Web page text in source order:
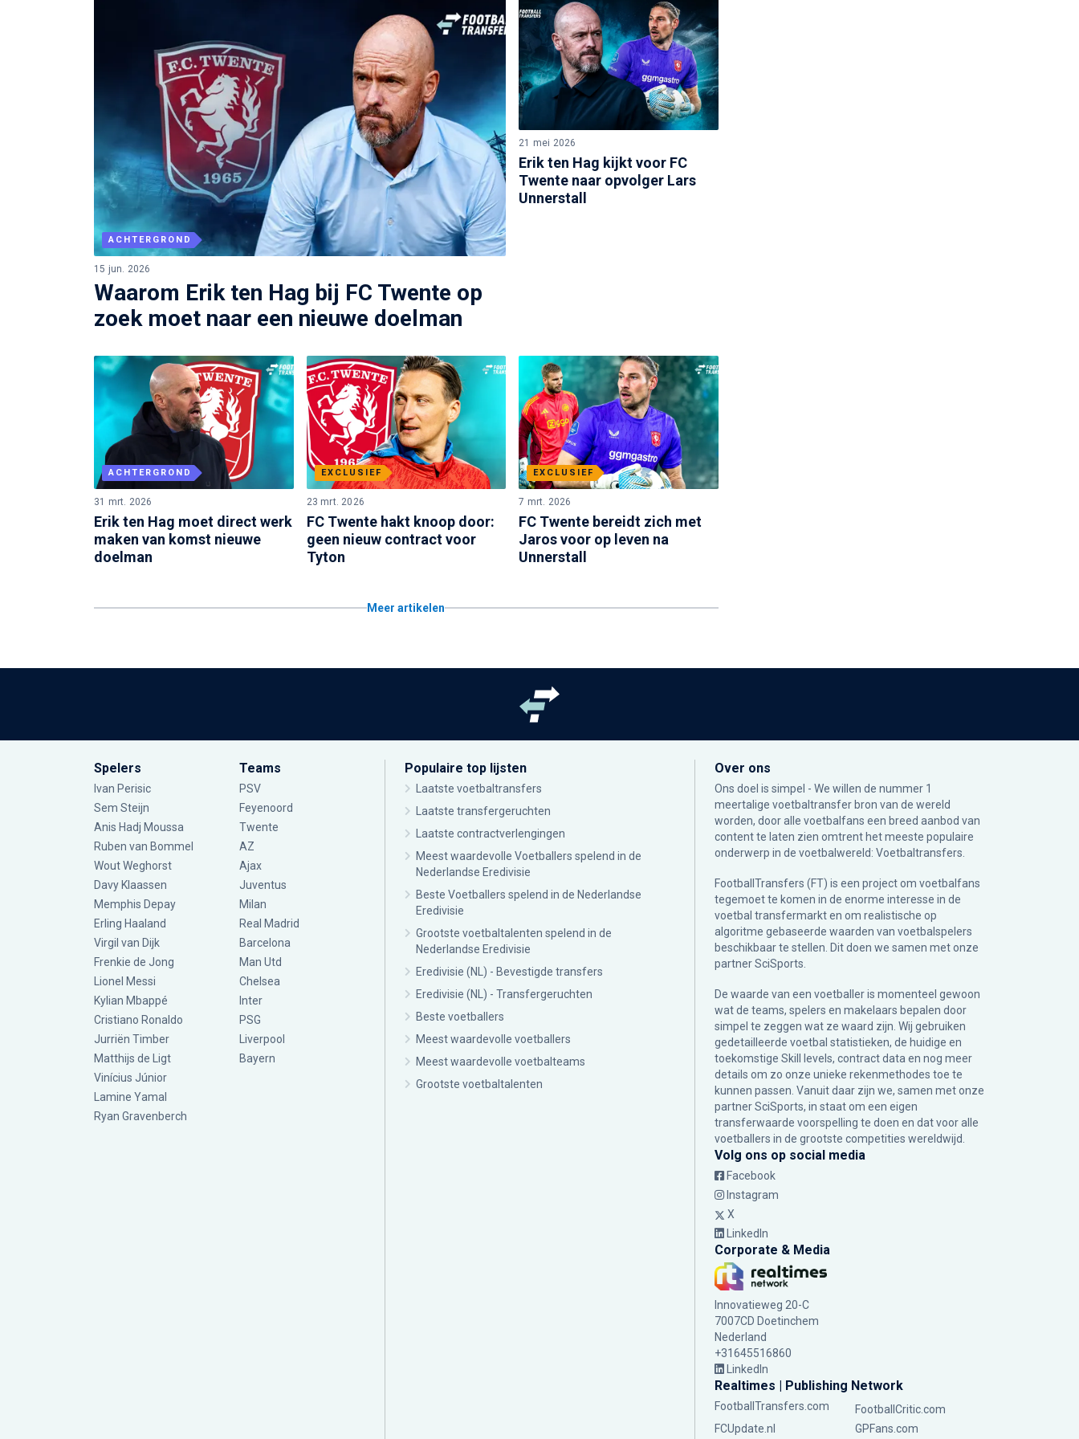
ACHTERGROND
15 jun. 2026
Waarom Erik ten Hag bij FC Twente op
zoek moet naar een nieuwe doelman
21 mei 2026
Erik ten Hag kijkt voor FC
Twente naar opvolger Lars
Unnerstall
ACHTERGROND
31 mrt. 2026
Erik ten Hag moet direct werk
maken van komst nieuwe
doelman
EXCLUSIEF
23 mrt. 2026
FC Twente hakt knoop door:
geen nieuw contract voor
Tyton
EXCLUSIEF
7 mrt. 2026
FC Twente bereidt zich met
Jaros voor op leven na
Unnerstall
Meer artikelen
Spelers
Ivan Perisic
Sem Steijn
Anis Hadj Moussa
Ruben van Bommel
Wout Weghorst
Davy Klaassen
Memphis Depay
Erling Haaland
Virgil van Dijk
Frenkie de Jong
Lionel Messi
Kylian Mbappé
Cristiano Ronaldo
Jurriën Timber
Matthijs de Ligt
Vinícius Júnior
Lamine Yamal
Ryan Gravenberch
Teams
PSV
Feyenoord
Twente
AZ
Ajax
Juventus
Milan
Real Madrid
Barcelona
Man Utd
Chelsea
Inter
PSG
Liverpool
Bayern
Populaire top lijsten
Laatste voetbaltransfers
Laatste transfergeruchten
Laatste contractverlengingen
Meest waardevolle Voetballers spelend in de
Nederlandse Eredivisie
Beste Voetballers spelend in de Nederlandse
Eredivisie
Grootste voetbaltalenten spelend in de
Nederlandse Eredivisie
Eredivisie (NL) - Bevestigde transfers
Eredivisie (NL) - Transfergeruchten
Beste voetballers
Meest waardevolle voetballers
Meest waardevolle voetbalteams
Grootste voetbaltalenten
Over ons
Ons doel is simpel - We willen de nummer 1
meertalige voetbaltransfer bron van de wereld
worden, door alle voetbalfans een breed aanbod van
content te laten zien omtrent het meeste populaire
onderwerp in de voetbalwereld: Voetbaltransfers.
FootballTransfers (FT) is een project om voetbalfans
tegemoet te komen in de enorme interesse in de
voetbal transfermarkt en om realistische op
algoritme gebaseerde waarden van voetbalspelers
beschikbaar te stellen. Dit doen we samen met onze
partnerSciSports
De waarde van een voetballer is momenteel gewoon
wat de teams, spelers en makelaars bepalen door
simpel te zeggen wat ze waard zijn. Wij gebruiken
gedetailleerde voetbal statistieken, de huidige en
toekomstige Skill levels, contract data en nog meer
details om zo onze unieke rekenmethodes toe te
kunnen passen. Vanuit daar zijn we, samen met onze
partner SciSports, in staat om een eigen
transferwaarde voorspelling te doen en dat voor alle
voetballers in de grootste competities wereldwijd.
Volg ons op social media
Facebook
Instagram
X
LinkedIn
Corporate & Media
Innovatieweg 20-C
7007CD Doetinchem
Nederland
+31645516860
LinkedIn
Realtimes | Publishing Network
FootballTransfers.com
FootballCritic.com
FCUpdate.nl
GPFans.com